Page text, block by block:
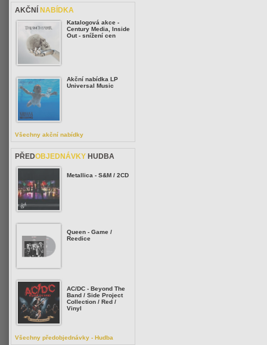
AKČNÍ NABÍDKA
Katalogová akce -
Century Media, Inside
Out - snížení cen
Akční nabídka LP
Universal Music
Všechny akční nabídky
PŘEDOBJEDNÁVKY HUDBA
Metallica - S&M / 2CD
Queen - Game /
Reedice
AC/DC - Beyond The
Band / Side Project
Collection / Red /
Vinyl
Všechny předobjednávky - Hudba